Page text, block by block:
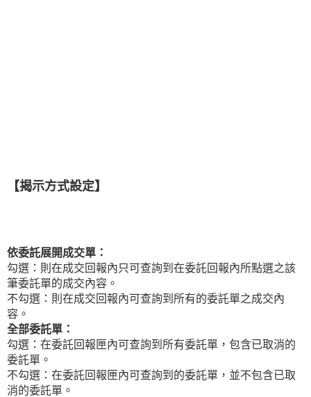
【揭示方式設定】
依委託展開成交單：
勾選：則在成交回報內只可查詢到在委託回報內所點選之該
筆委託單的成交內容。
不勾選：則在成交回報內可查詢到所有的委託單之成交內
容。
全部委託單：
勾選：在委託回報匣內可查詢到所有委託單，包含已取消的
委託單。
不勾選：在委託回報匣內可查詢到的委託單，並不包含已取
消的委託單。